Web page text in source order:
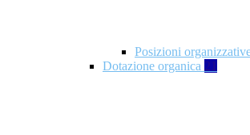
Posizioni
Dotazione organica 21